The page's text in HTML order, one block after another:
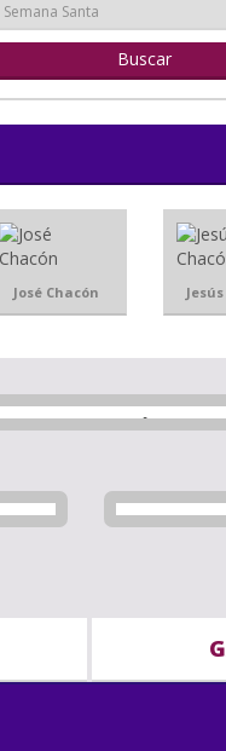
Semana Santa
José Chacón